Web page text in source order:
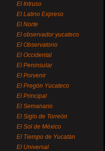
El Intruso
El Latino Expreso
El Norte
El observador yucateco
El Observatorio
El Occidental
El Peninsular
El Porvenir
El Pregón Yucateco
El Principal
El Semanario
El Siglo de Torreón
El Sol de México
El Tiempo de Yucatán
El Universal